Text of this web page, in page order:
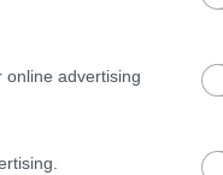
online advertising